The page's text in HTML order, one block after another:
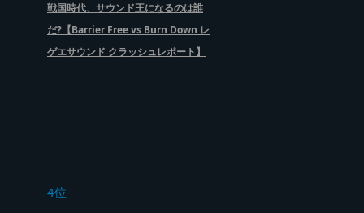
戦国時代、サウンド王になるのは誰
だ?【Barrier Free vs Burn Down レ
ゲエサウンド クラッシュレポート】
4位